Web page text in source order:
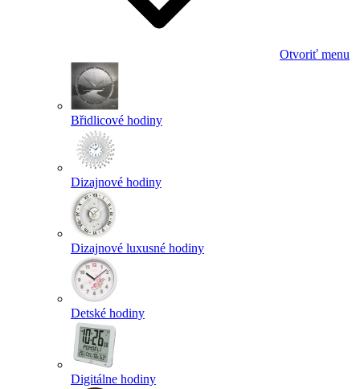
Otvoriť menu
Břidlicové hodiny
Dizajnové hodiny
Dizajnové luxusné hodiny
Detské hodiny
Digitálne hodiny